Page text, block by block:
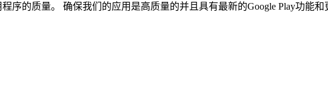
序的质量。 确保我们的应用是高质量的并且具有最新的Google Play功能